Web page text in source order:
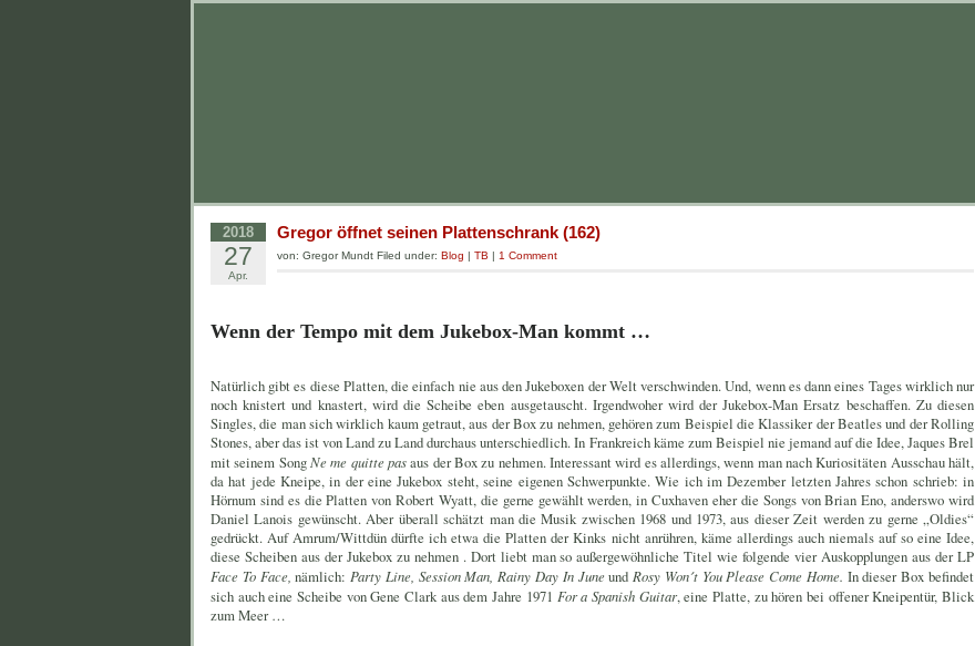
2018
27
Apr.
Gregor öffnet seinen Plattenschrank (162)
von: Gregor Mundt Filed under: Blog | TB | 1 Comment
Wenn der Tempo mit dem Jukebox-Man kommt …
Natürlich gibt es diese Platten, die einfach nie aus den Jukeboxen der Welt verschwinden. Und, wenn es dann eines Tages wirklich nur
noch knistert und knastert, wird die Scheibe eben ausgetauscht. Irgendwoher wird der Jukebox-Man Ersatz beschaffen. Zu diesen
Singles, die man sich wirklich kaum getraut, aus der Box zu nehmen, gehören zum Beispiel die Klassiker der Beatles und der Rolling
Stones, aber das ist von Land zu Land durchaus unterschiedlich. In Frankreich käme zum Beispiel nie jemand auf die Idee, Jaques Brel
mit seinem SongNe me quitte pasaus der Box zu nehmen. Interessant wird es allerdings, wenn man nach Kuriositäten Ausschau hält,
da hat jede Kneipe, in der eine Jukebox steht, seine eigenen Schwerpunkte. Wie ich im Dezember letzten Jahres schon schrieb: in
Hörnum sind es die Platten von Robert Wyatt, die gerne gewählt werden, in Cuxhaven eher die Songs von Brian Eno, anderswo wird
Daniel Lanois gewünscht. Aber überall schätzt man die Musik zwischen 1968 und 1973, aus dieser Zeit werden zu gerne „Oldies“
gedrückt. Auf Amrum/Wittdün dürfte ich etwa die Platten der Kinks nicht anrühren, käme allerdings auch niemals auf so eine Idee,
diese Scheiben aus der Jukebox zu nehmen . Dort liebt man so außergewöhnliche Titel wie folgende vier Auskopplungen aus der LP
Face To Face,nämlich:Party Line, Session Man, Rainy Day In JuneundRosy Won´t You Please Come Home. In dieser Box befindet
sich auch eine Scheibe von Gene Clark aus dem Jahre 1971 For a Spanish Guitar, eine Platte, zu hören bei offener Kneipentür, Blick
zum Meer …